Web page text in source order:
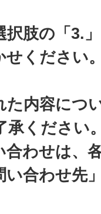
択肢の「3.
せください
た内容につ
承ください
合わせは、
い合わせ先